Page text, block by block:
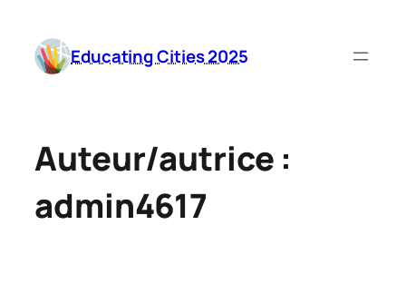
contenu Educating Cities 2025
Auteur/autrice :
admin4617